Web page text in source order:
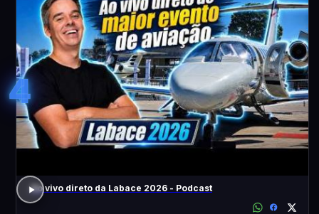
4
Ao vivo direto da Labace 2026 - Podcast